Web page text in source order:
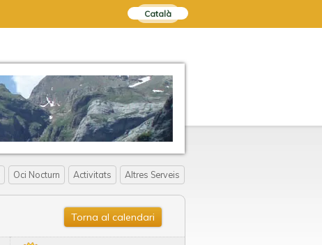
Català
Oci Nocturn Activitats Altres Serveis
Torna al calendari